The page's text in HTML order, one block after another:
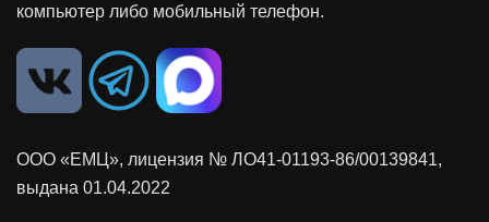
компьютер либо мобильный телефон.
ООО «ЕМЦ», лицензия № ЛО41-01193-86/00139841,
выдана 01.04.2022